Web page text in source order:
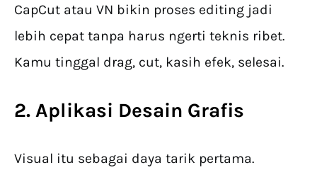
CapCut atau VN bikin proses editing jadi
lebih cepat tanpa harus ngerti teknis ribet.
Kamu tinggal drag, cut, kasih efek, selesai.
2. Aplikasi Desain Grafis
Visual itu sebagai daya tarik pertama.